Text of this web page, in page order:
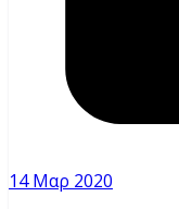
14 Μαρ 2020